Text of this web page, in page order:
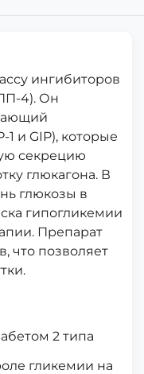
ингибиторов
4). Он
и GIP), которые
секрецию
глюкагона. В
глюкозы в
гипогликемии
Препарат
что позволяет
2 типа
гликемии на